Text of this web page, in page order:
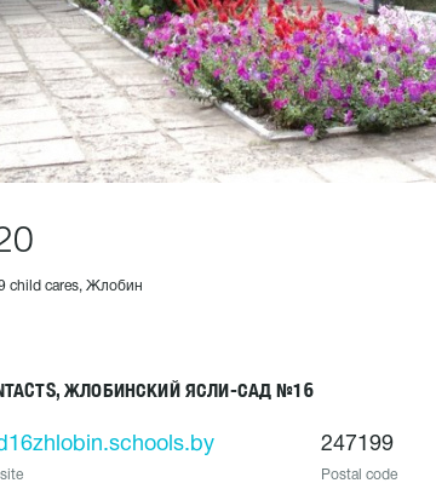
child cares, Жлобин
ЖЛОБИНСКИЙ ЯСЛИ-САД №16
247199
Postal code